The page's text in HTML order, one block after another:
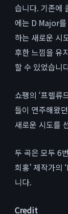
습니다. 기존에
에는 D Major
하는 새로운 시
후한 느낌을 유
할 수 있었습니
쇼팽의 ‘프렐류
들이 연주해왔
새로운 시도를
두 곡은 모두 6
희홍’ 제작가의
니다.
Credit